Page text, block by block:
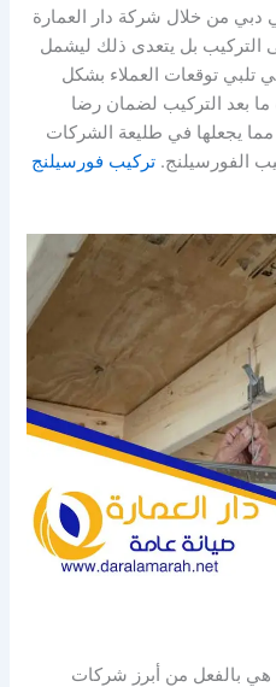
دبي من خلال شركة دار العمارة
التركيب بل يتعدى ذلك ليشمل
تلبي توقعات العملاء بشكل
بعد التركيب لضمان رضا
مما يجعلها في طليعة الشركات
الفورسيلنج.تركيب فورسيلنج
هي بالفعل من أبرز شركات